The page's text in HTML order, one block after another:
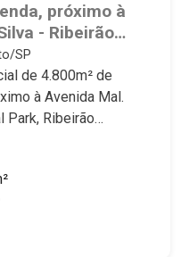
próximo à
- Ribeirão
SP
de 4.800m² de
à Avenida Mal.
Park, Ribeirão
selecionou
de uma vaga com